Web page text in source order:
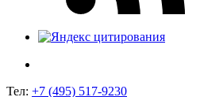
Тел: +7 (495) 517-9230